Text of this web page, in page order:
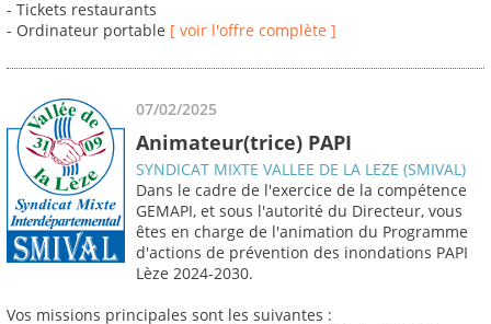
- Tickets restaurants
- Ordinateur portable [ voir l'offre complète ]
07/02/2025
Animateur(trice) PAPI
SYNDICAT MIXTE VALLEE DE LA LEZE (SMIVAL)
Dans le cadre de l'exercice de la compétence
GEMAPI, et sous l'autorité du Directeur, vous
êtes en charge de l'animation du Programme
d'actions de prévention des inondations PAPI
Lèze 2024-2030.
Vos missions principales sont les suivantes :